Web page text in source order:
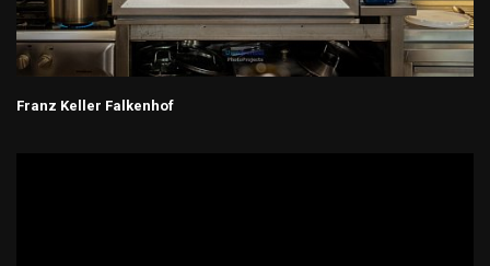
Franz Keller Falkenhof